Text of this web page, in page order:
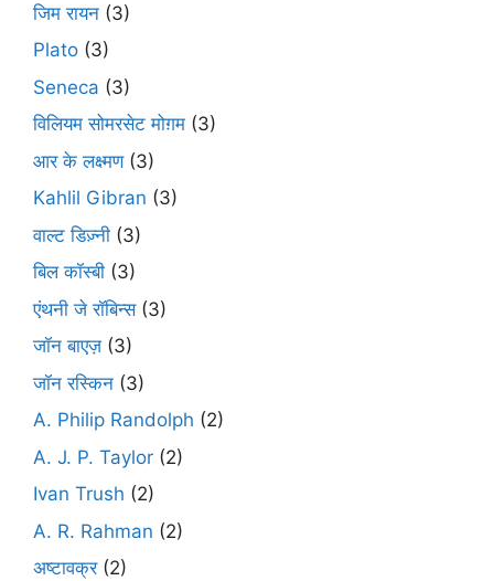
जिम रायन (3)
Plato (3)
Seneca (3)
विलियम सोमरसेट मोग़म (3)
आर के लक्ष्मण(3)
Kahlil Gibran (3)
वाल्ट डिज़्नी (3)
बिल कॉस्बी (3)
एंथनी जे रॉबिन्स(3)
जॉन बाएज़ (3)
जॉन रस्किन (3)
A. Philip Randolph (2)
A. J. P. Taylor (2)
Ivan Trush (2)
A. R. Rahman (2)
अष्टावक्र(2)